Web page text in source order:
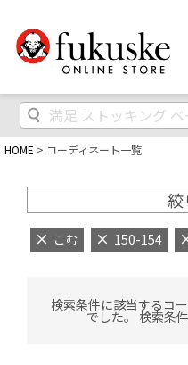
HOME コーディネート一覧
こむ 150-154
検索条件に該当するコ
でした。 検索条